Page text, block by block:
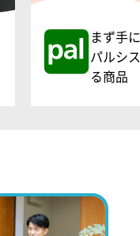
まず手
パルシ
る商品